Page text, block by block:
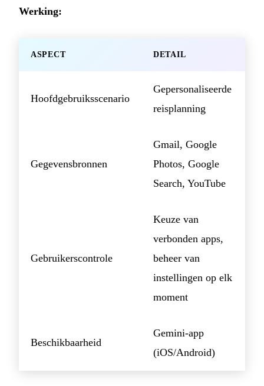
Werking:
ASPECT DETAIL
Hoofdgebruiksscenario
Gepersonaliseerde
reisplanning
Gegevensbronnen
Gmail, Google
Photos, Google
Search, YouTube
Gebruikerscontrole
Keuze van
verbonden apps,
beheer van
instellingen op elk
moment
Beschikbaarheid
Gemini-app
(iOS/Android)